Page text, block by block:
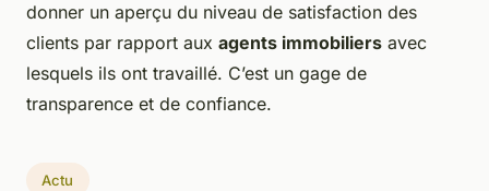
donner un aperçu du niveau de satisfaction des
clients par rapport aux agents immobiliers avec
lesquels ils ont travaillé. C’est un gage de
transparence et de confiance.
Actu